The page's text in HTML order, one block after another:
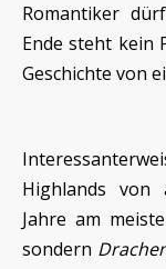
Romantiker
Ende steht kein
Geschichte von
Highlands von
Jahre am
sondern